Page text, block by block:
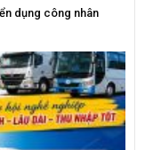
dụng công nhân